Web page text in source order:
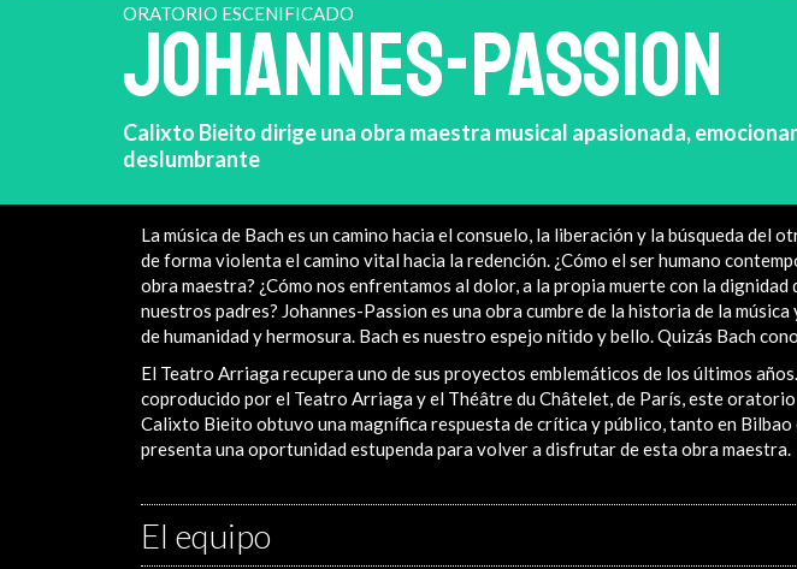
ORATORIO ESCENIFICADO
JOHANNES-PASSION
Calixto Bieito dirige una obra maestra musical apasionada,
deslumbrante
La música de Bach es un camino hacia el consuelo, la liberación y la búsqueda del
de forma violenta el camino vital hacia la redención. ¿Cómo el ser humano
obra maestra? ¿Cómo nos enfrentamos al dolor, a la propia muerte con la dignidad
nuestros padres? Johannes-Passion es una obra cumbre de la historia de la
de humanidad y hermosura. Bach es nuestro espejo nítido y bello. Quizás Bach
El Teatro Arriaga recupera uno de sus proyectos emblemáticos de los últimos
coproducido por el Teatro Arriaga y el Théâtre du Châtelet, de París, este
Calixto Bieito obtuvo una magnífica respuesta de crítica y público, tanto en Bilbao
presenta una oportunidad estupenda para volver a disfrutar de esta obra maestra.
El equipo